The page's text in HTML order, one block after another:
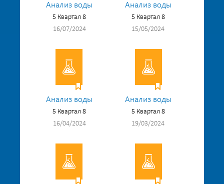
Анализ воды
5 Квартал 8
16/07/2024
Анализ воды
5 Квартал 8
15/05/2024
Анализ воды
5 Квартал 8
16/04/2024
Анализ воды
5 Квартал 8
19/03/2024